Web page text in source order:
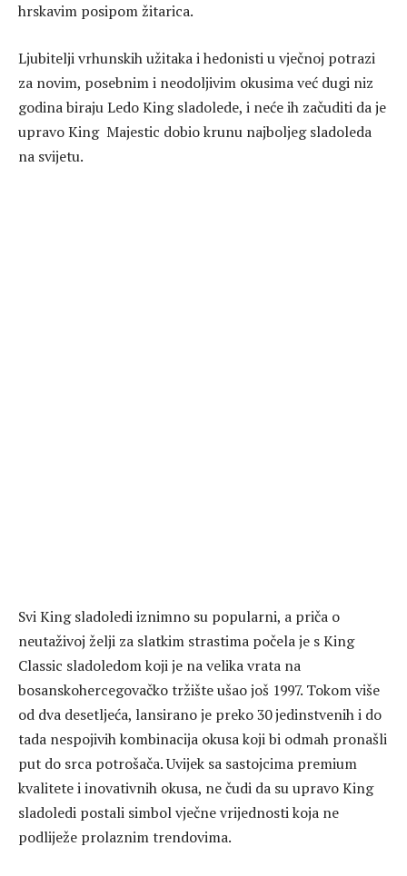
hrskavim posipom žitarica.
Ljubitelji vrhunskih užitaka i hedonisti u vječnoj potrazi
za novim, posebnim i neodoljivim okusima već dugi niz
godina biraju Ledo King sladolede, i neće ih začuditi da je
upravo King Majestic dobio krunu najboljeg sladoleda
na svijetu.
Svi King sladoledi iznimno su popularni, a priča o
neutaživoj želji za slatkim strastima počela je s King
Classic sladoledom koji je na velika vrata na
bosanskohercegovačko tržište ušao još 1997. Tokom više
od dva desetljeća, lansirano je preko 30 jedinstvenih i do
tada nespojivih kombinacija okusa koji bi odmah pronašli
put do srca potrošača. Uvijek sa sastojcima premium
kvalitete i inovativnih okusa, ne čudi da su upravo King
sladoledi postali simbol vječne vrijednosti koja ne
podliježe prolaznim trendovima.